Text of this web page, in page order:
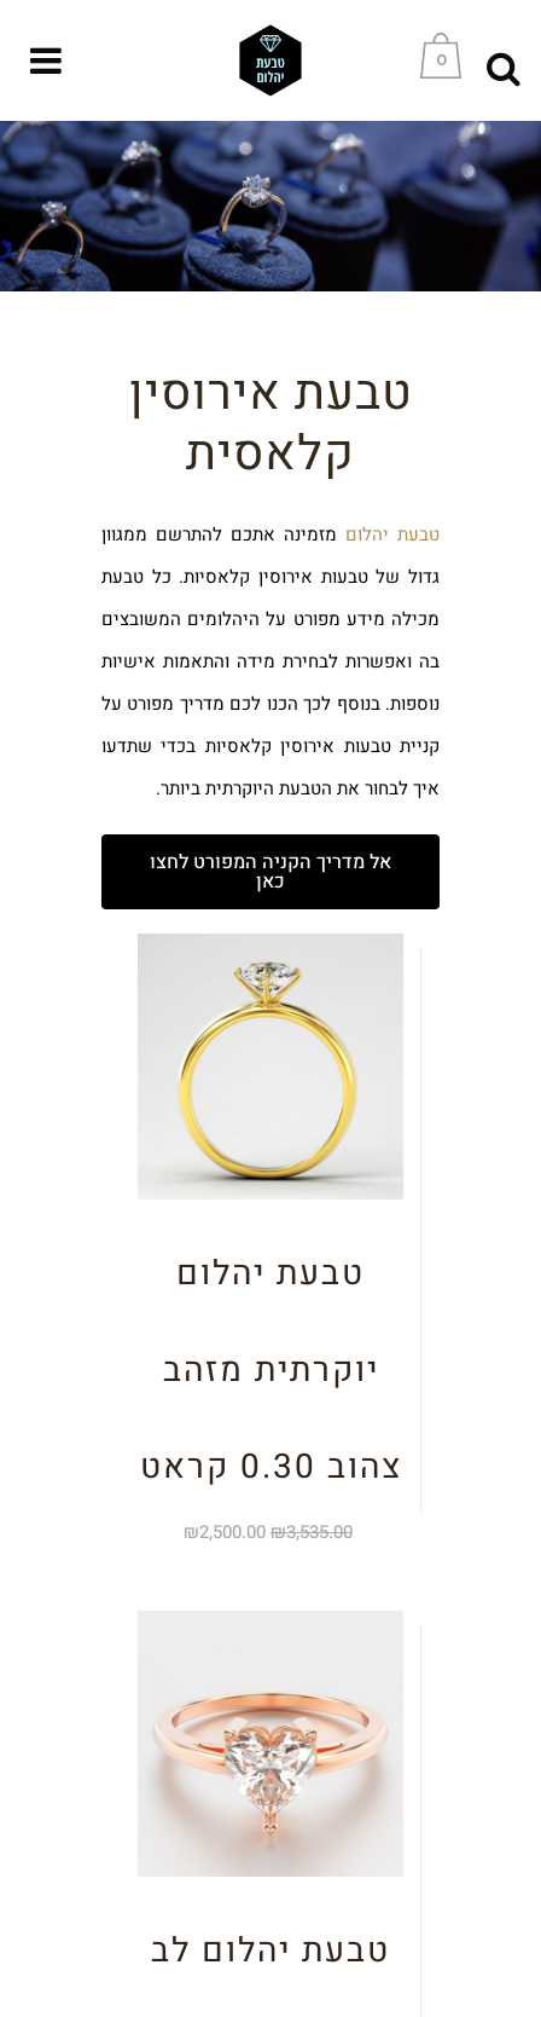
0
טבעת אירוסין
קלאסית
טבעת יהלום מזמינה אתכם להתרשם ממגוון
גדול של טבעות אירוסין קלאסיות. כל טבעת
מכילה מידע מפורט על היהלומים המשובצים
בה ואפשרות לבחירת מידה והתאמות אישיות
נוספות. בנוסף לכך הכנו לכם מדריך מפורט על
קניית טבעות אירוסין קלאסיות בכדי שתדעו
איך לבחור את הטבעת היוקרתית ביותר.
אל מדריך הקניה המפורט לחצו
כאן
טבעת יהלום
יוקרתית מזהב
צהוב 0.30 קראט
₪3,535.00
₪2,500.00
טבעת יהלום לב